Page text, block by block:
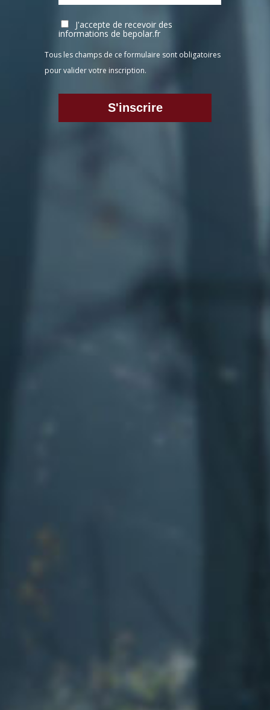
J'accepte de recevoir des
informations de bepolar.fr
Tous les champs de ce formulaire sont obligatoires
pour valider votre inscription.